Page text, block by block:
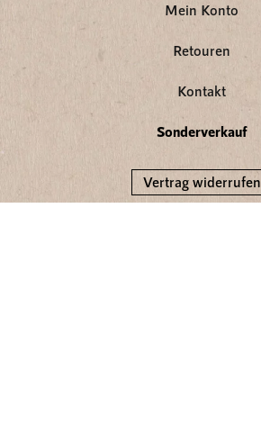
Mein Konto
Retouren
Kontakt
Sonderverkauf
Vertrag widerrufen